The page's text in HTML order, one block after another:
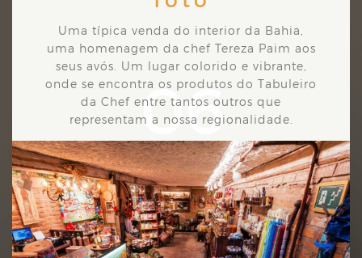
06
Uma típica venda do interior da Bahia,
uma homenagem da chef Tereza Paim aos
seus avós. Um lugar colorido e vibrante,
onde se encontra os produtos do Tabuleiro
da Chef entre tantos outros que
representam a nossa regionalidade.